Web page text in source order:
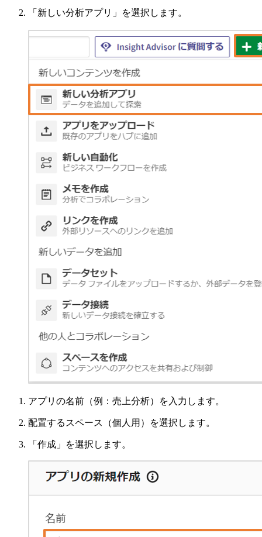
「新しい分析アプリ」を選択します。
アプリの名前（例：売上分析）を入力します。
配置するスペース（個人用）を選択します。
「作成」を選択します。